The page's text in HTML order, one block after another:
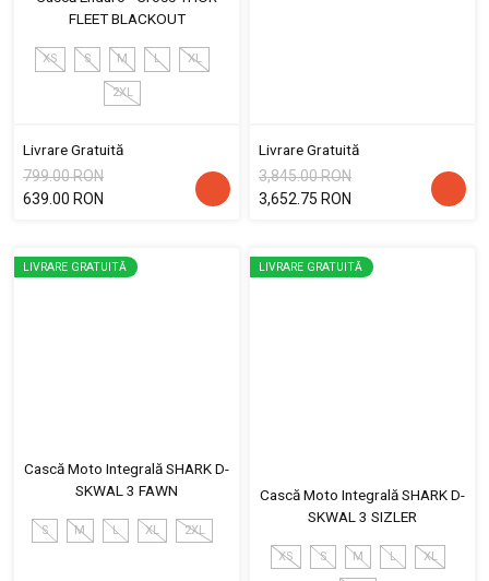
FLEET BLACKOUT
XS S M L XL
2XL
Livrare Gratuită
799.00 RON
639.00 RON
Livrare Gratuită
3,845.00 RON
3,652.75 RON
LIVRARE GRATUITĂ
Cască Moto Integrală SHARK D-
SKWAL 3 FAWN
S M L XL 2XL
LIVRARE GRATUITĂ
Cască Moto Integrală SHARK D-
SKWAL 3 SIZLER
XS S M L XL